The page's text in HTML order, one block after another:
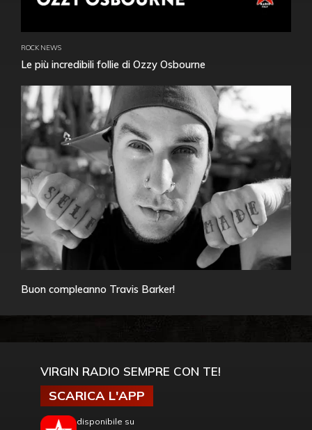
ROCK NEWS
Le più incredibili follie di Ozzy Osbourne
Buon compleanno Travis Barker!
VIRGIN RADIO SEMPRE CON TE!
SCARICA L'APP
disponibile su